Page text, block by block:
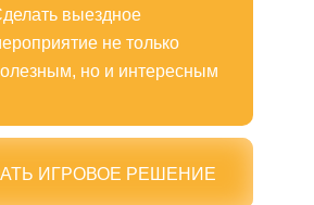
ИГРОВОЕ РЕШЕНИЕ
выездное
не только
но и интересным